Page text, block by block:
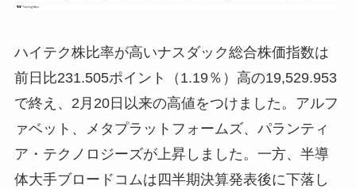
ハイテク株比率が高いナスダック総合株価指数は
前日比231.505ポイント（1.19％）高の19,529.953
で終え、2月20日以来の高値をつけました。アルフ
ァベット、メタプラットフォームズ、パランティ
ア・テクノロジーズが上昇しました。一方、半導
体大手ブロードコムは四半期決算発表後に下落し